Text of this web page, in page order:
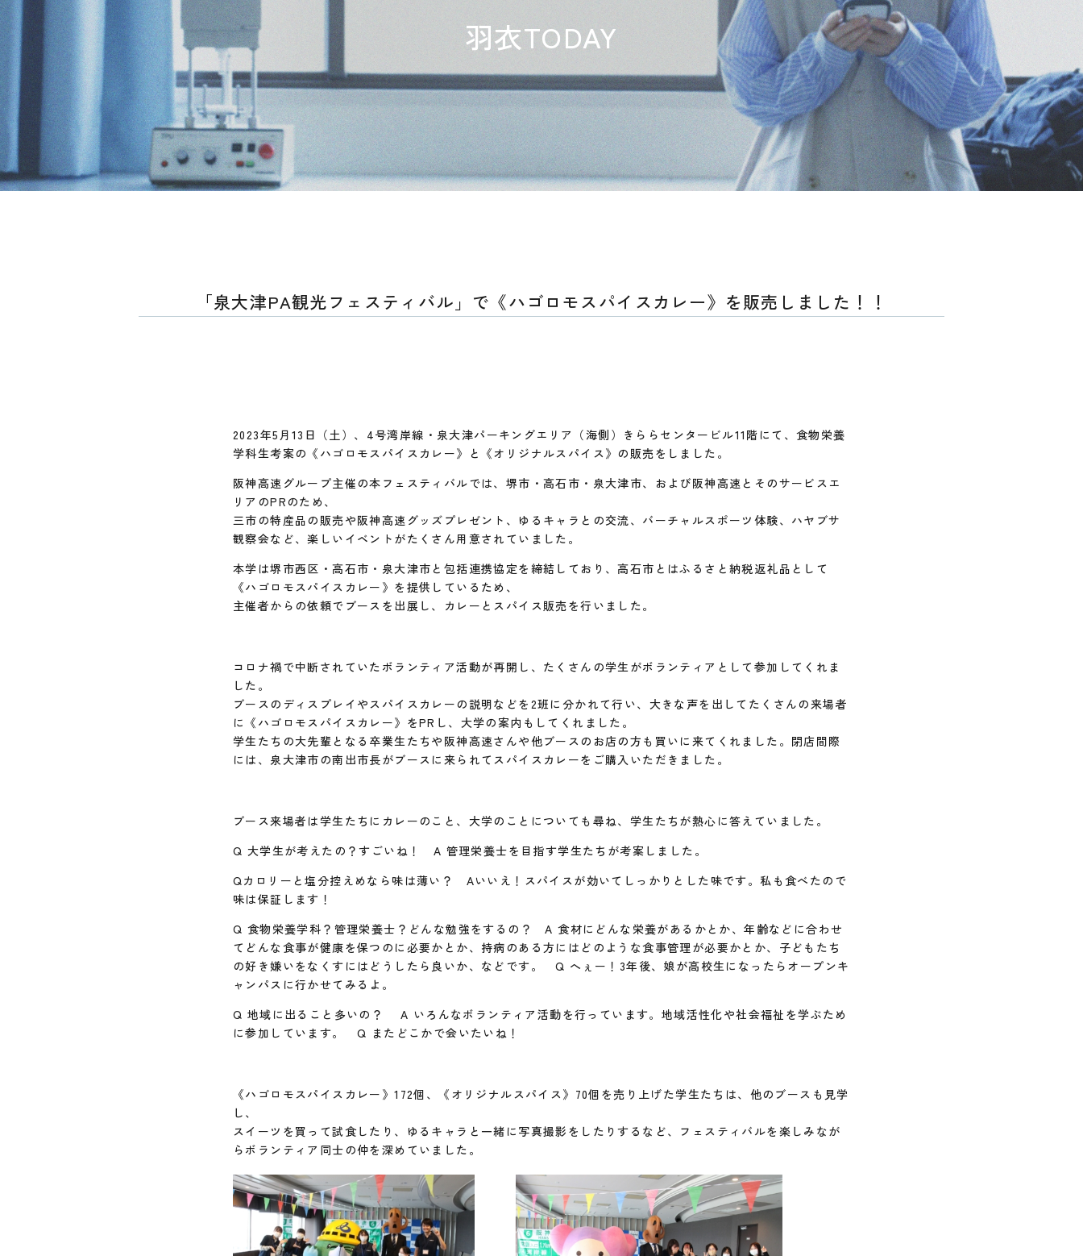
羽衣TODAY
「泉大津PA観光フェスティバル」で《ハゴロモスパイスカレー》を販売しました！！
2023年5月13日（土）、4号湾岸線・泉大津パーキングエリア（海側）きららセンタービル11階にて、食物栄養
学科生考案の《ハゴロモスパイスカレー》と《オリジナルスパイス》の販売をしました。
阪神高速グループ主催の本フェスティバルでは、堺市・高石市・泉大津市、および阪神高速とそのサービスエ
リアのPRのため、
三市の特産品の販売や阪神高速グッズプレゼント、ゆるキャラとの交流、バーチャルスポーツ体験、ハヤブサ
観察会など、楽しいイベントがたくさん用意されていました。
本学は堺市西区・高石市・泉大津市と包括連携協定を締結しており、高石市とはふるさと納税返礼品として
《ハゴロモスパイスカレー》を提供しているため、
主催者からの依頼でブースを出展し、カレーとスパイス販売を行いました。
コロナ禍で中断されていたボランティア活動が再開し、たくさんの学生がボランティアとして参加してくれま
した。
ブースのディスプレイやスパイスカレーの説明などを2班に分かれて行い、大きな声を出してたくさんの来場者
に《ハゴロモスパイスカレー》をPRし、大学の案内もしてくれました。
学生たちの大先輩となる卒業生たちや阪神高速さんや他ブースのお店の方も買いに来てくれました。閉店間際
には、泉大津市の南出市長がブースに来られてスパイスカレーをご購入いただきました。
ブース来場者は学生たちにカレーのこと、大学のことについても尋ね、学生たちが熱心に答えていました。
Q 大学生が考えたの？すごいね！ A 管理栄養士を目指す学生たちが考案しました。
Qカロリーと塩分控えめなら味は薄い？ Aいいえ！スパイスが効いてしっかりとした味です。私も食べたので
味は保証します！
Q 食物栄養学科？管理栄養士？どんな勉強をするの？ A 食材にどんな栄養があるかとか、年齢などに合わせ
てどんな食事が健康を保つのに必要かとか、持病のある方にはどのような食事管理が必要かとか、子どもたち
の好き嫌いをなくすにはどうしたら良いか、などです。 Q へぇー！3年後、娘が高校生になったらオープンキ
ャンパスに行かせてみるよ。
Q 地域に出ること多いの？ A いろんなボランティア活動を行っています。地域活性化や社会福祉を学ぶため
に参加しています。 Q またどこかで会いたいね！
《ハゴロモスパイスカレー》172個、《オリジナルスパイス》70個を売り上げた学生たちは、他のブースも見学
し、
スイーツを買って試食したり、ゆるキャラと一緒に写真撮影をしたりするなど、フェスティバルを楽しみなが
らボランティア同士の仲を深めていました。